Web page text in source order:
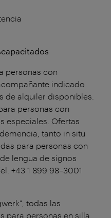
personas con
indicado
de alquiler disponibles.
personas con
especiales. Ofertas
tanto in situ
para personas con
lengua de signos
+43 1 899 98–3001
todas las
para personas en silla